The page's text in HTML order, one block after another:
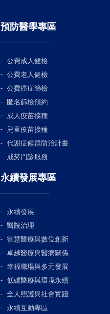
預防醫學專區
公費成人健檢
公費老人健檢
公費癌症篩檢
匿名篩檢預約
成人疫苗接種
兒童疫苗接種
代謝症候群防治計畫
戒菸門診服務
永續發展專區
永續發展
醫院治理
智慧醫療與數位創新
卓越醫療與醫病關係
幸福職場與多元發展
低碳醫療與環境永續
全人照護與社會實踐
永續互動專區